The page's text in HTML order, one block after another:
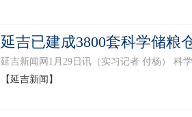
延吉已建成3800套科学储粮
延吉新闻网1月29日讯（实习记者 付杨） 科
【延吉新闻】